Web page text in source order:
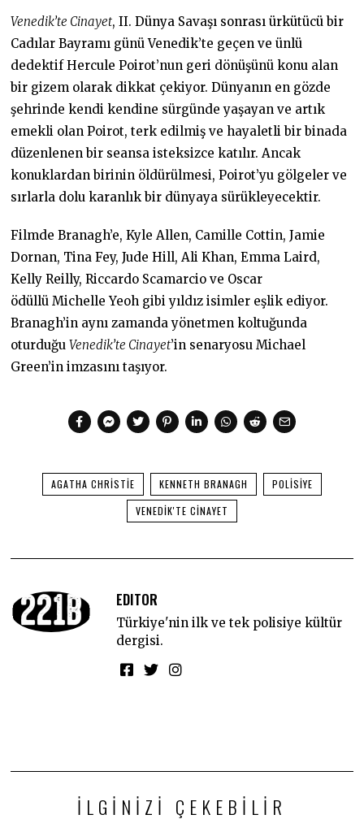
Venedik’te Cinayet, II. Dünya Savaşı sonrası ürkütücü bir
Cadılar Bayramı günü Venedik’te geçen ve ünlü
dedektif Hercule Poirot’nun geri dönüşünü konu alan
bir gizem olarak dikkat çekiyor. Dünyanın en gözde
şehrinde kendi kendine sürgünde yaşayan ve artık
emekli olan Poirot, terk edilmiş ve hayaletli bir binada
düzenlenen bir seansa isteksizce katılır. Ancak
konuklardan birinin öldürülmesi, Poirot’yu gölgeler ve
sırlarla dolu karanlık bir dünyaya sürükleyecektir.
Filmde Branagh’e, Kyle Allen, Camille Cottin, Jamie
Dornan, Tina Fey, Jude Hill, Ali Khan, Emma Laird,
Kelly Reilly, Riccardo Scamarcio ve Oscar
ödüllü Michelle Yeoh gibi yıldız isimler eşlik ediyor.
Branagh’in aynı zamanda yönetmen koltuğunda
oturduğuVenedik’te Cinayet’in senaryosu Michael
Green’in imzasını taşıyor.
AGATHA CHRISTIE KENNETH BRANAGH
POLISIYE
VENEDIK'TE CINAYET
EDITOR
Türkiye'nin ilk ve tek polisiye kültür
dergisi.
İLGINIZI ÇEKEBILIR